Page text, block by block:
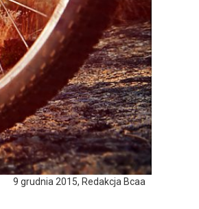
9 grudnia 2015, Redakcja Bcaa